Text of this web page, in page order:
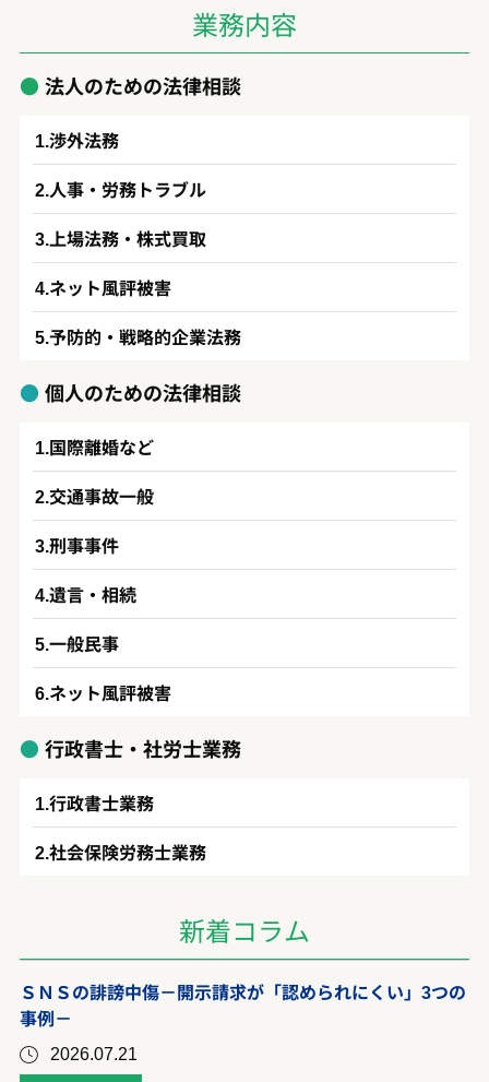
業務内容
法人のための法律相談
渉外法務
人事・労務トラブル
上場法務・株式買取
ネット風評被害
予防的・戦略的企業法務
個人のための法律相談
国際離婚など
交通事故一般
刑事事件
遺言・相続
一般民事
ネット風評被害
行政書士・社労士業務
行政書士業務
社会保険労務士業務
新着コラム
ＳＮＳの誹謗中傷－開示請求が「認められにくい」3つの
事例－
2026.07.21